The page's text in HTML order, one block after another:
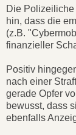
Die
hin, dass die
(z.B.
finanzieller
Positiv
nach einer
gerade Opfer
bewusst, dass
ebenfalls